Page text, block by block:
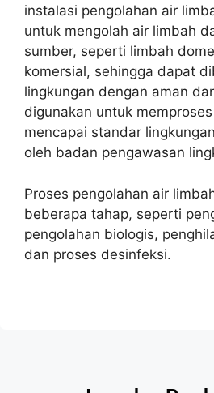
instalasi pengolahan air
untuk mengolah air limbah
sumber, seperti limbah
komersial, sehingga dapat
lingkungan dengan aman
digunakan untuk
mencapai standar
oleh badan pengawasan
Proses pengolahan air
beberapa tahap, seperti
pengolahan biologis,
dan proses desinfeksi.